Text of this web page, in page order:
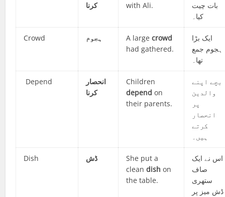
کرنا
with Ali.
بات چیت
کیا۔
Crowd ہجوم A largecrowd
had gathered.
ایک بڑا
ہجوم جمع
تھا۔
Depend
انحصار
کرنا
Children
depend on
their parents.
بچے اپنے
والدین
پر
انحصار
کرتے
ہیں۔
Dish ڈش
She put a
cleandish on
the table.
اس نے ایک
صاف
ستھری
ڈش میز پر